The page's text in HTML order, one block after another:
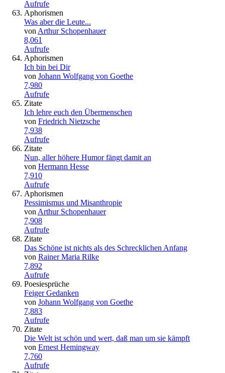
Aufrufe
Aphorismen
Was aber die Leute...
von Arthur Schopenhauer
8,061
Aufrufe
Aphorismen
Ich bin bei Dir
von Johann Wolfgang von Goethe
7,980
Aufrufe
Zitate
Ich lehre euch den Übermenschen
von Friedrich Nietzsche
7,938
Aufrufe
Zitate
Nun, aller höhere Humor fängt damit an
von Hermann Hesse
7,910
Aufrufe
Aphorismen
Pessimismus und Misanthropie
von Arthur Schopenhauer
7,908
Aufrufe
Zitate
Das Schöne ist nichts als des Schrecklichen Anfang
von Rainer Maria Rilke
7,892
Aufrufe
Poesiesprüche
Feiger Gedanken
von Johann Wolfgang von Goethe
7,883
Aufrufe
Zitate
Die Welt ist schön und wert, daß man um sie kämpft
von Ernest Hemingway
7,760
Aufrufe